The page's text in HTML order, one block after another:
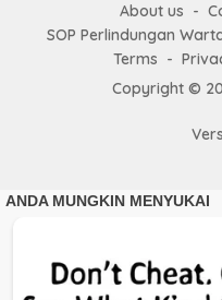
About us
SOP Perlindungan
Terms
Copyright ©